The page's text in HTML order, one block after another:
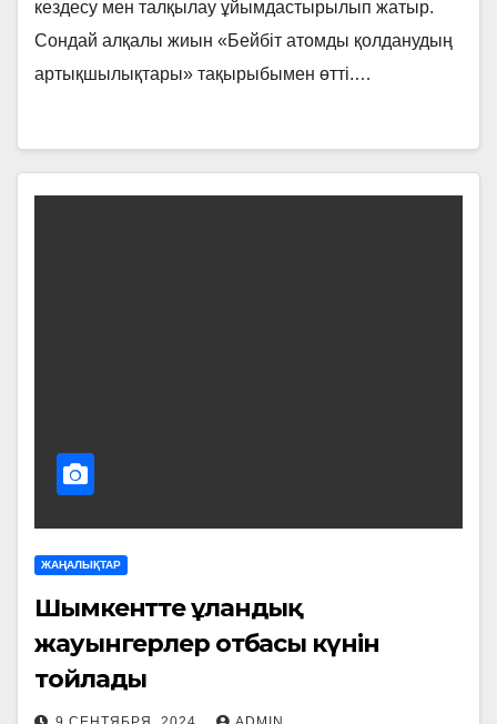
кездесу мен талқылау ұйымдастырылып жатыр.
Сондай алқалы жиын «Бейбіт атомды қолданудың
артықшылықтары» тақырыбымен өтті.…
ЖАҢАЛЫҚТАР
Шымкентте ұландық
жауынгерлер отбасы күнін
тойлады